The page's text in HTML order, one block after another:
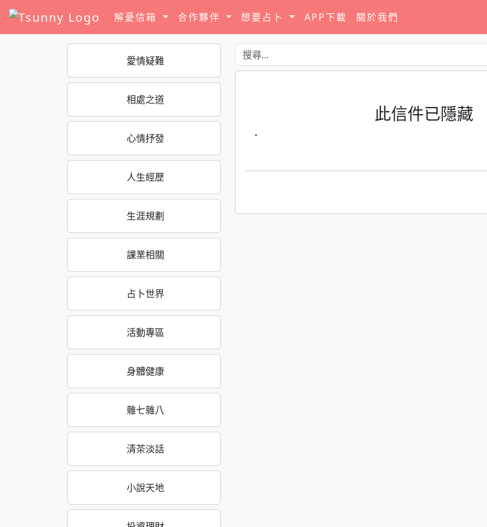
解憂信箱 合作夥伴 想要占卜 APP下載 關於我們
愛情疑難
相處之道
心情抒發
人生經歷
生涯規劃
課業相關
占卜世界
活動專區
身體健康
雜七雜八
清茶淡話
小說天地
此信件已隱藏
·